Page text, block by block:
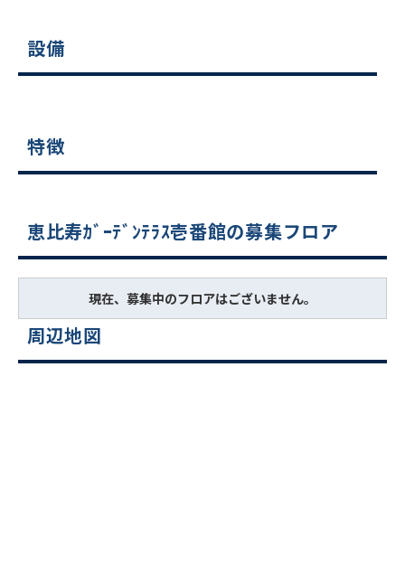
設備
特徴
恵比寿ｶﾞｰﾃﾞﾝﾃﾗｽ壱番館の募集フロア
現在、募集中のフロアはございません。
周辺地図